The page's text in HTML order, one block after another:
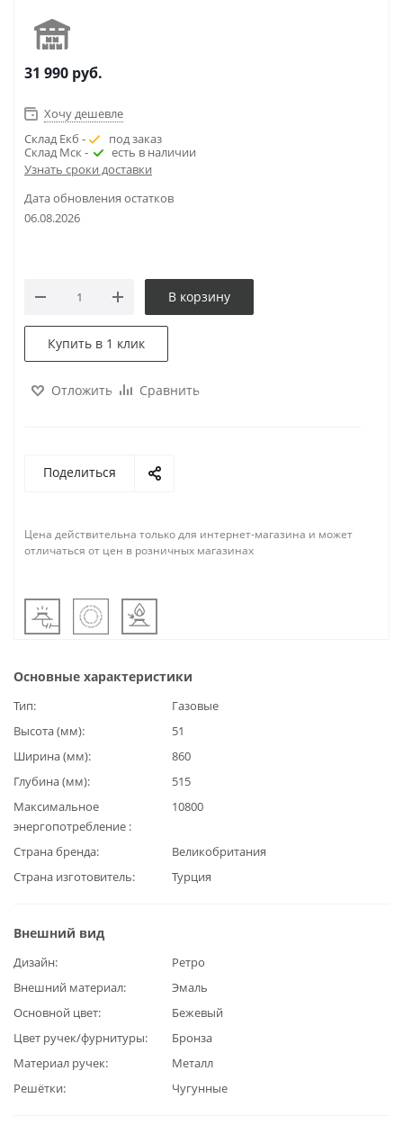
31 990 руб.
Хочу дешевле
Склад Екб -
под заказ
Склад Мск -
есть в наличии
Узнать сроки доставки
Дата обновления остатков
06.08.2026
В корзину
Купить в 1 клик
Отложить Сравнить
Поделиться
Цена действительна только для интернет-магазина и может
отличаться от цен в розничных магазинах
Основные характеристики
Тип
Газовые
Высота (мм)
51
Ширина (мм)
860
Глубина (мм)
515
Максимальное
энергопотребление
10800
Страна бренда
Великобритания
Страна изготовитель
Турция
Внешний вид
Дизайн
Ретро
Внешний материал
Эмаль
Основной цвет
Бежевый
Цвет ручек/фурнитуры
Бронза
Материал ручек
Металл
Решётки
Чугунные